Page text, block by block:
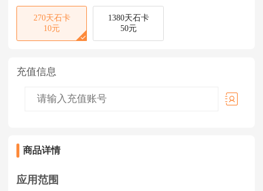
270天石卡
10元
1380天石卡
50元
充值信息
商品详情
应用范围